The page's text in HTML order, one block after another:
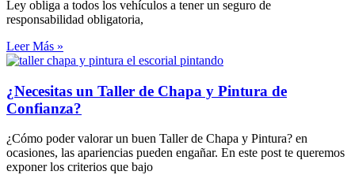
Ley obliga a todos los vehículos a tener un seguro de
responsabilidad obligatoria,
Leer Más »
¿Necesitas un Taller de Chapa y Pintura de
Confianza?
¿Cómo poder valorar un buen Taller de Chapa y Pintura? en
ocasiones, las apariencias pueden engañar. En este post te queremos
exponer los criterios que bajo